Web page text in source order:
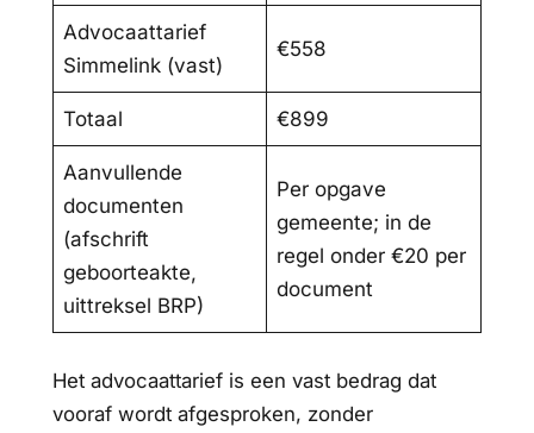
Advocaattarief
Simmelink (vast)
€558
Totaal €899
Aanvullende
documenten
(afschrift
geboorteakte,
uittreksel BRP)
Per opgave
gemeente; in de
regel onder €20 per
document
Het advocaattarief is een vast bedrag dat
vooraf wordt afgesproken, zonder